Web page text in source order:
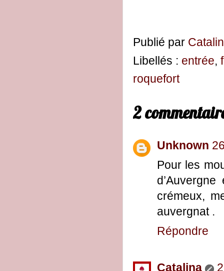
Publié par
Libellés : entrée,
roquefort
2
Unknown
Pour les
crémeux,
auvergnat .
Répondre
Catalina